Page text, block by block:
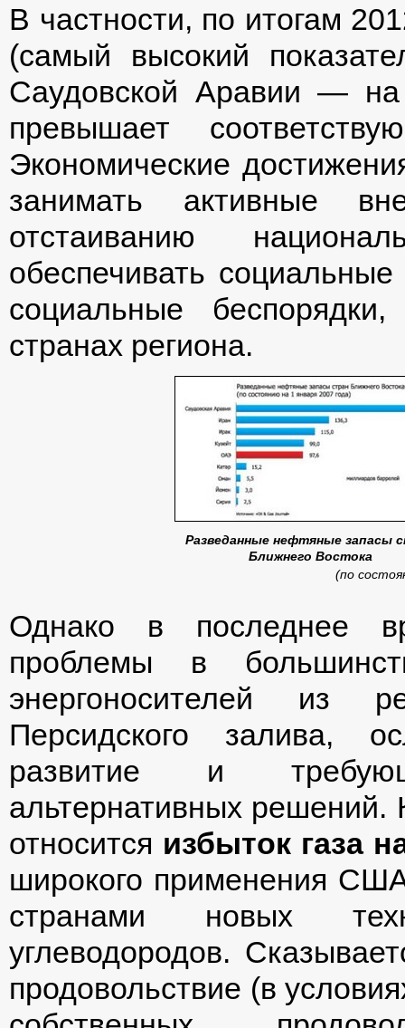
В частности, по итогам
(самый высокий
Саудовской Аравии —
превышает
Экономические
занимать активные
отстаиванию
обеспечивать
социальные
странах региона.
Разведанные нефтяные запасы
Ближнего Востока
(по
Однако в последнее
проблемы в
энергоносителей из
Персидского залива,
развитие и
альтернативных решений.
относится избыток газа
широкого применения
странами новых
углеводородов.
продовольствие (в